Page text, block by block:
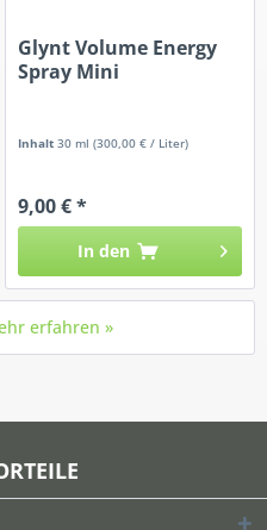
Glynt Volume Energy
Spray Mini
Inhalt30 ml(300,00 € / Liter)
9,00 € *
In den
erfahren »